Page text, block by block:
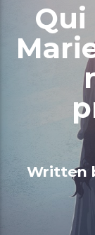
Written